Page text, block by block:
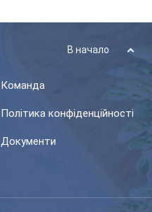
В начало
Команда
Політика конфіденційності
Документи